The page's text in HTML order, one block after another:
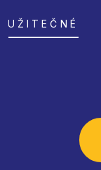
UŽITEČNÉ